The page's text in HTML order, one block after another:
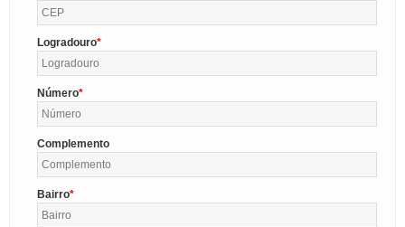
Logradouro
Número
Complemento
Bairro